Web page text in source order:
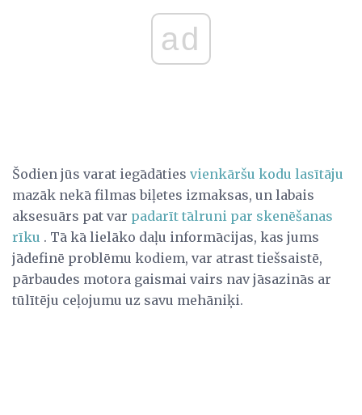
ad
Šodien jūs varat iegādāties vienkāršu kodu lasītāju
mazāk nekā filmas biļetes izmaksas, un labais
aksesuārs pat var padarīt tālruni par skenēšanas
rīku . Tā kā lielāko daļu informācijas, kas jums
jādefinē problēmu kodiem, var atrast tiešsaistē,
pārbaudes motora gaismai vairs nav jāsazinās ar
tūlītēju ceļojumu uz savu mehāniķi.